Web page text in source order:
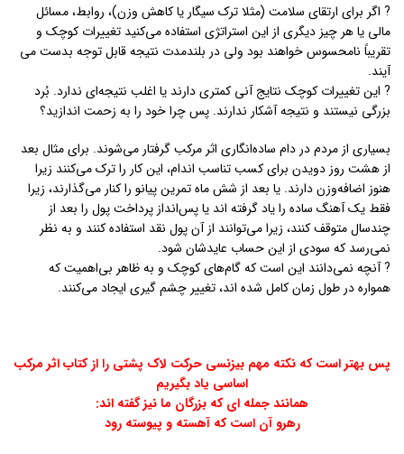
? اگر برای ارتقای سلامت (مثلا ترک سیگار یا کاهش وزن)، روابط، مسائل
مالی یا هر چیز دیگری از این استراتژی استفاده می‌کنید تغییرات کوچک و
تقریباً نامحسوس خواهند بود ولی در بلندمدت نتیجه قابل توجه بدست می
آیند.
? این تغییرات کوچک نتایج آنی کمتری دارند یا اغلب نتیجه‌ای ندارد. بُرد
بزرگی نیستند و نتیجه آشکار ندارند. پس چرا خود را به زحمت اندازید؟
بسیاری از مردم در دام ساده‌انگاری اثر مرکب گرفتار می‌شوند. برای مثال بعد
از هشت روز دویدن برای کسب تناسب اندام، این کار را ترک می‌کنند زیرا
هنوز اضافه‌وزن دارند. یا بعد از شش ماه تمرین پیانو را کنار می‌گذارند، زیرا
فقط یک آهنگ ساده را یاد گرفته اند یا پس‌انداز پرداخت پول را بعد از
چندسال متوقف کنند، زیرا می‌توانند از آن پول نقد استفاده کنند و به نظر
نمی‌رسد که سودی از این ‌حساب عایدشان شود.
? آنچه نمی‌دانند این است که گام‌های کوچک و به ظاهر بی‌اهمیت که
همواره در طول زمان کامل شده اند، تغییر چشم گیری ایجاد می‌کنند.
پس بهتر است که نکته مهم بیزنسی حرکت لاک پشتی را از کتاب اثر مرکب
اساسی یاد بگیریم
همانند جمله ای که بزرگان ما نیز گفته اند:
رهرو آن است که آهسته و پیوسته رود